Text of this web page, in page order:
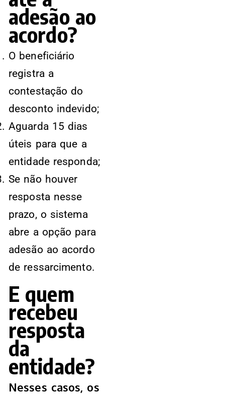
adesão ao
acordo?
O beneficiário
registra a
contestação do
desconto indevido;
Aguarda 15 dias
úteis para que a
entidade responda;
Se não houver
resposta nesse
prazo, o sistema
abre a opção para
adesão ao acordo
de ressarcimento.
E quem
recebeu
resposta
da
entidade?
Nesses casos, os